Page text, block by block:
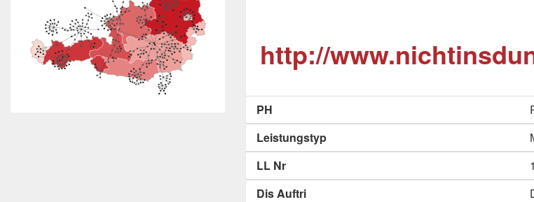
http://
PH
Leistungstyp
LL Nr
Dis Auftri